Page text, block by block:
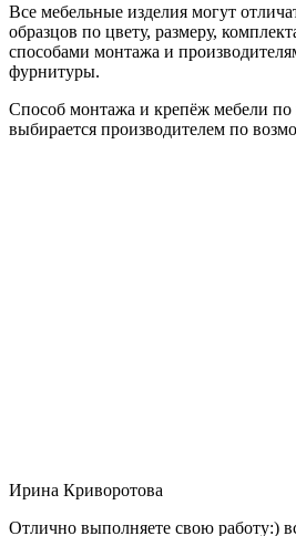
Все мебельные изделия могут
образцов по цвету, размеру,
способами монтажа и
фурнитуры.
Способ монтажа и крепёж мебели по
выбирается производителем по
Ирина Криворотова
Отлично выполняете свою работу:)